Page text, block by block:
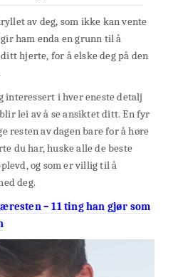
av deg, som ikke kan vente
ham enda en grunn til å
hjerte, for å elske deg på den
interessert i hver eneste detalj
lei av å se ansiktet ditt. En fyr
resten av dagen bare for å høre
du har, huske alle de beste
og som er villig til å
deg.
– 11 ting han gjør som